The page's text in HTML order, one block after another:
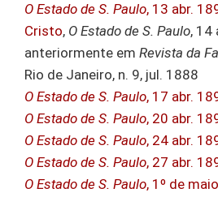
O Estado de S. Paulo, 13 abr.
Cristo, O Estado de S. Paulo, 14
anteriormente em Revista da
Rio de Janeiro, n. 9, jul. 1888
O Estado de S. Paulo, 17 abr.
O Estado de S. Paulo, 20 abr.
O Estado de S. Paulo, 24 abr.
O Estado de S. Paulo, 27 abr.
O Estado de S. Paulo, 1º de